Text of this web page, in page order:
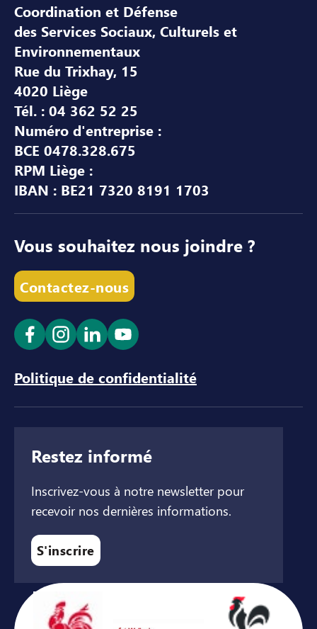
Coordination et Défense
des Services Sociaux, Culturels et
Environnementaux
Rue du Trixhay, 15
4020 Liège
Tél. : 04 362 52 25
Numéro d'entreprise :
BCE 0478.328.675
RPM Liège :
IBAN : BE21 7320 8191 1703
Vous souhaitez nous joindre ?
Contactez-nous
Ouvrir le lien dans un nouvel onglet
Ouvrir le lien dans un nouvel onglet
Ouvrir le lien dans un nouvel
Ouvrir le lien dans un
Politique de confidentialité
Restez informé
Inscrivez-vous à notre newsletter pour
recevoir nos dernières informations.
S'inscrire
Avec le soutien de ...